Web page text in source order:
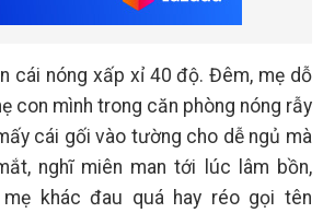
cái nóng xấp xỉ 40 độ. Đêm, mẹ dỗ
con mình trong căn phòng nóng rẫy
cái gối vào tường cho dễ ngủ mà
nghĩ miên man tới lúc lâm bồn,
khác đau quá hay réo gọi tên